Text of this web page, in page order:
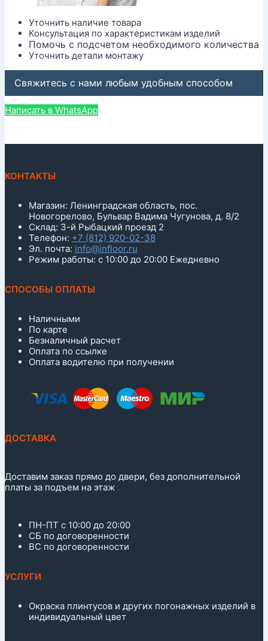
Уточнить наличие товара
Консультация по характеристикам изделий
Помочь с подсчетом необходимого количества
Уточнить детали монтажу
Свяжитесь с нами любым удобным способом
Написать в WhatsApp
КОНТАКТЫ
Магазин: Ленинградская область, пос.
Новогорелово, Бульвар Вадима Чугунова, д. 8/2
Склад: 3-й Рыбацкий проезд 2
Телефон: +7 (812) 920-02-38
Эл. почта: info@infloor.ru
Режим работы: с 10:00 до 20:00 Ежедневно
СПОСОБЫ ОПЛАТЫ
Наличными
По карте
Безналичный расчет
Оплата по ссылке
Оплата водителю при получении
ДОСТАВКА
Доставим заказ прямо до двери, без дополнительной
платы за подъем на этаж
ПН-ПТ с 10:00 до 20:00
СБ по договоренности
ВС по договоренности
УСЛУГИ
Окраска плинтусов и других погонажных изделий в
индивидуальный цвет